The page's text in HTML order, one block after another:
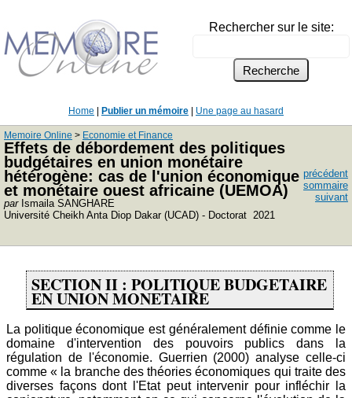
Rechercher sur le site:
Home Publier un mémoire Une page au hasard
Memoire Online > Economie et Finance
Effets de débordement des politiques
budgétaires en union monétaire
hétérogène: cas de l'union économique
et monétaire ouest africaine (UEMOA)
parIsmaila SANGHARE
Université Cheikh Anta Diop Dakar (UCAD) - Doctorat 2021
précédent
sommaire
suivant
SECTION II : POLITIQUE BUDGETAIRE
EN UNION MONETAIRE
La politique économique est généralement définie comme le
domaine d'intervention des pouvoirs publics dans la
régulation de l'économie. Guerrien (2000) analyse celle-ci
comme « la branche des théories économiques qui traite des
diverses façons dont l'Etat peut intervenir pour infléchir la